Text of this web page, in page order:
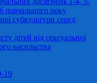
року
субкультури серед
дітей від сексуальної
насильства
19